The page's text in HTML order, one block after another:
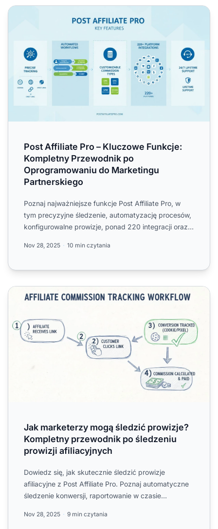
Post Affiliate Pro – Kluczowe Funkcje: Kompletny
Post Affiliate Pro – Kluczowe Funkcje:
Kompletny Przewodnik po
Oprogramowaniu do Marketingu
Partnerskiego
Poznaj najważniejsze funkcje Post Affiliate Pro, w
tym precyzyjne śledzenie, automatyzację procesów,
konfigurowalne prowizje, ponad 220 integracji oraz
Nov 28, 2025 10 min czytania
Jak marketerzy mogą śledzić prowizje? Kompletny
Jak marketerzy mogą śledzić prowizje?
Kompletny przewodnik po śledzeniu
prowizji afiliacyjnych
Dowiedz się, jak skutecznie śledzić prowizje
afiliacyjne z Post Affiliate Pro. Poznaj automatyczne
śledzenie konwersji, raportowanie w czasie
Nov 28, 2025 9 min czytania